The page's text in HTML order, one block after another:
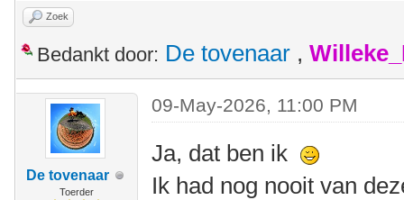
Zoek
Bedankt door: De tovenaar ,
De tovenaar
Toerder
09-May-2026, 11:00 PM
Ja, dat ben ik
Ik had nog nooit van